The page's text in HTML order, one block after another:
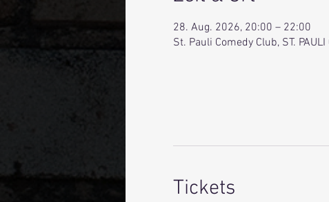
28. Aug. 2026, 20:00 – 22:00
St. Pauli Comedy Club, ST.
Tickets